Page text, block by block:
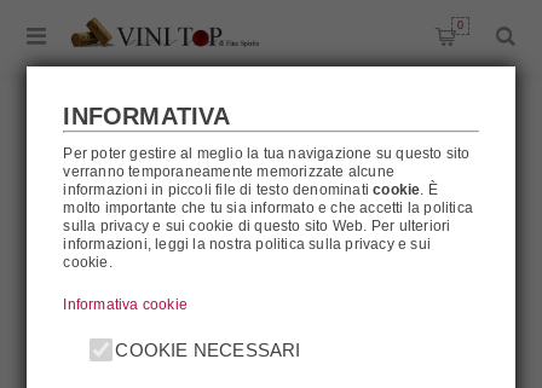
0
WRITER'S TEARS
INFORMATIVA
Per poter gestire al meglio la tua navigazione su questo sito
verranno temporaneamente memorizzate alcune
informazioni in piccoli file di testo denominaticookie. È
molto importante che tu sia informato e che accetti la politica
sulla privacy e sui cookie di questo sito Web. Per ulteriori
informazioni, leggi la nostra politica sulla privacy e sui
cookie.
Informativa cookie
COOKIE NECESSARI